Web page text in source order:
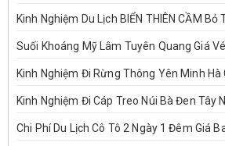
Kinh Nghiệm Du Lịch BIỂN THIÊN CẦM Bỏ
Suối Khoáng Mỹ Lâm Tuyên Quang Giá
Kinh Nghiệm Đi Rừng Thông Yên Minh Hà
Kinh Nghiệm Đi Cáp Treo Núi Bà Đen Tây
Chi Phí Du Lịch Cô Tô 2 Ngày 1 Đêm Giá